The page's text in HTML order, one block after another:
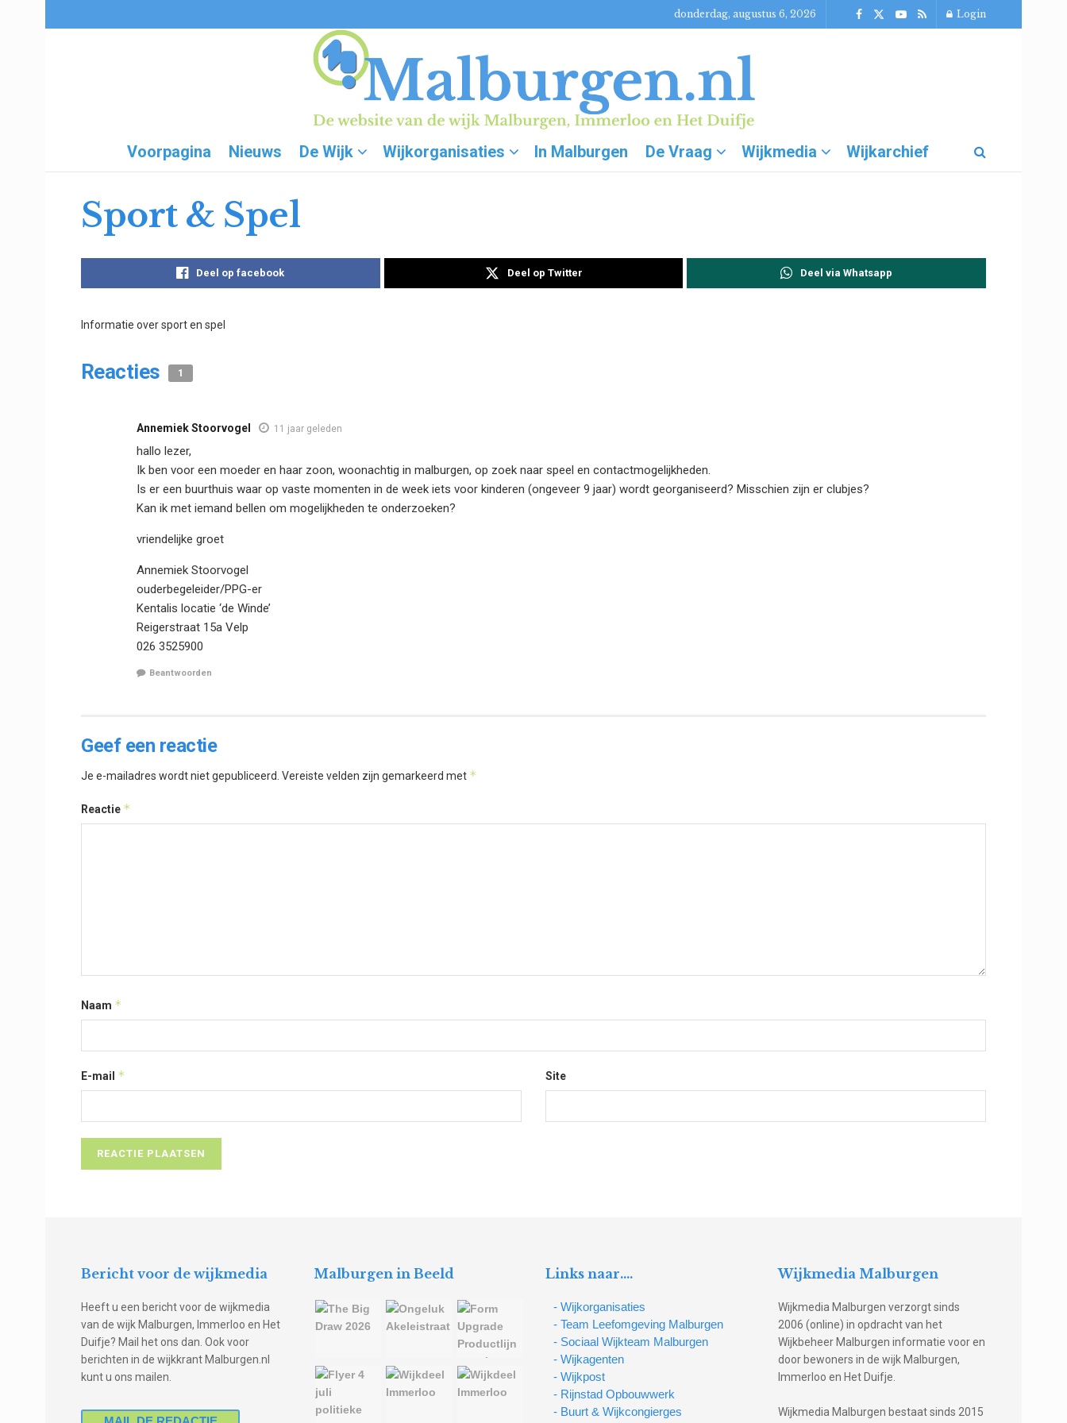
donderdag, augustus 6, 2026 Login
Voorpagina Nieuws De Wijk Wijkorganisaties In Malburgen De Vraag Wijkmedia Wijkarchief
Sport & Spel
Deel op facebook Deel op Twitter Deel via Whatsapp
Informatie over sport en spel
Reacties 1
Annemiek Stoorvogel 11 jaar geleden
hallo lezer,
Ik ben voor een moeder en haar zoon, woonachtig in malburgen, op zoek naar speel en contactmogelijkheden.
Is er een buurthuis waar op vaste momenten in de week iets voor kinderen (ongeveer 9 jaar) wordt georganiseerd? Misschien zijn er clubjes?
Kan ik met iemand bellen om mogelijkheden te onderzoeken?
vriendelijke groet
Annemiek Stoorvogel
ouderbegeleider/PPG-er
Kentalis locatie ‘de Winde’
Reigerstraat 15a Velp
026 3525900
Beantwoorden
Geef een reactie
Je e-mailadres wordt niet gepubliceerd. Vereiste velden zijn gemarkeerd met *
Reactie *
Naam *
E-mail * Site
Bericht voor de wijkmedia
Heeft u een bericht voor de wijkmedia
van de wijk Malburgen, Immerloo en Het
Duifje? Mail het ons dan. Ook voor
berichten in de wijkkrant Malburgen.nl
kunt u ons mailen.
Malburgen in Beeld Links naar….
- Wijkorganisaties
- Team Leefomgeving Malburgen
- Sociaal Wijkteam Malburgen
- Wijkagenten
- Wijkpost
- Rijnstad Opbouwwerk
- Buurt & Wijkcongierges
Wijkmedia Malburgen
Wijkmedia Malburgen verzorgt sinds
2006 (online) in opdracht van het
Wijkbeheer Malburgen informatie voor en
door bewoners in de wijk Malburgen,
Immerloo en Het Duifje.
Wijkmedia Malburgen bestaat sinds 2015